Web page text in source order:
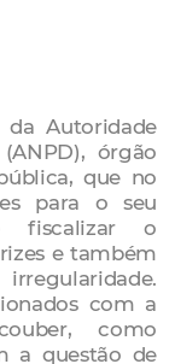
Autoridade
órgão
que no
para o seu
fiscalizar o
e também
com a
como
a questão de